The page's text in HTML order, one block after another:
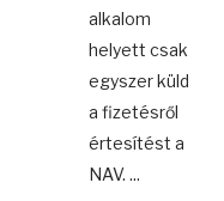
alkalom
helyett csak
egyszer küld
a fizetésről
értesítést a
NAV. ...